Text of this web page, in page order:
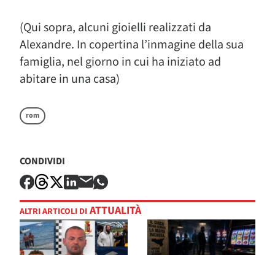
(Qui sopra, alcuni gioielli realizzati da
Alexandre. In copertina l’inmagine della sua
famiglia, nel giorno in cui ha iniziato ad
abitare in una casa)
rom
CONDIVIDI
ALTRI ARTICOLI DI ATTUALITÀ